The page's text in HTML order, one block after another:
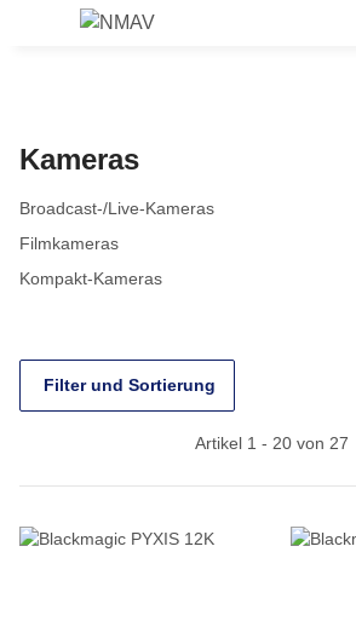
Kameras
Broadcast-/Live-Kameras
Filmkameras
Kompakt-Kameras
Filter und Sortierung
Artikel 1 - 20 von 27